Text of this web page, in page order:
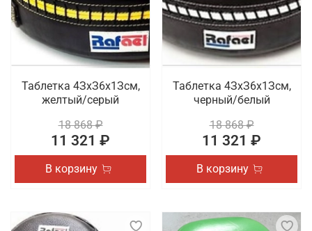
Таблетка 4ЗхЗ6х1Зсм,
желтый/серый
18 868 ₽
11 321 ₽
В корзину
Таблетка 4ЗхЗ6х1Зсм,
черный/белый
18 868 ₽
11 321 ₽
В корзину